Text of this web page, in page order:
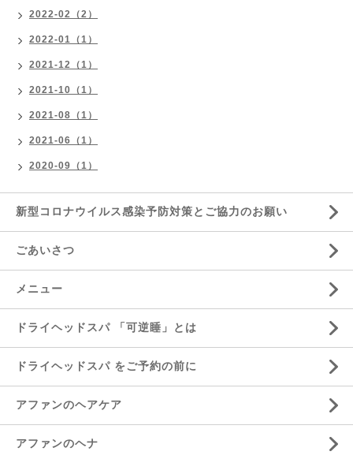
2022-02（2）
2022-01（1）
2021-12（1）
2021-10（1）
2021-08（1）
2021-06（1）
2020-09（1）
新型コロナウイルス感染予防対策とご協力のお願い
ごあいさつ
メニュー
ドライヘッドスパ 「可逆睡」とは
ドライヘッドスパ をご予約の前に
アファンのヘアケア
アファンのヘナ